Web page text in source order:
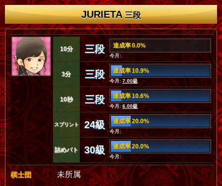
JURIETA三段
10分 三段 達成率 0.0%
今月:
3分 三段 達成率 10.9%
今月:7.00級
10秒 三段 達成率 10.6%
今月: 6.00級
スプリント 24級 達成率 20.0%
今月:
詰めバト 30級 達成率 20.0%
今月:
棋士団 未所属